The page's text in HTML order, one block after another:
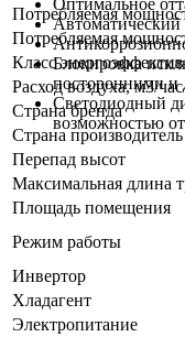
Оптимальное
Блокировка
посторонними и
Светодиодный
возможностью
Потребляемая
Потребляемая
Класс
Расход воздуха, м3/час
Страна бренда
Страна производитель
Перепад высот
Максимальная длина
Площадь помещения
Режим работы
Инвертор
Хладагент
Электропитание